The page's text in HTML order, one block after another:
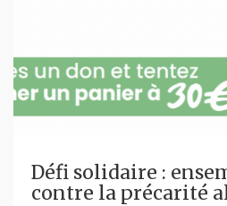
Défi solidaire :
contre la précarité